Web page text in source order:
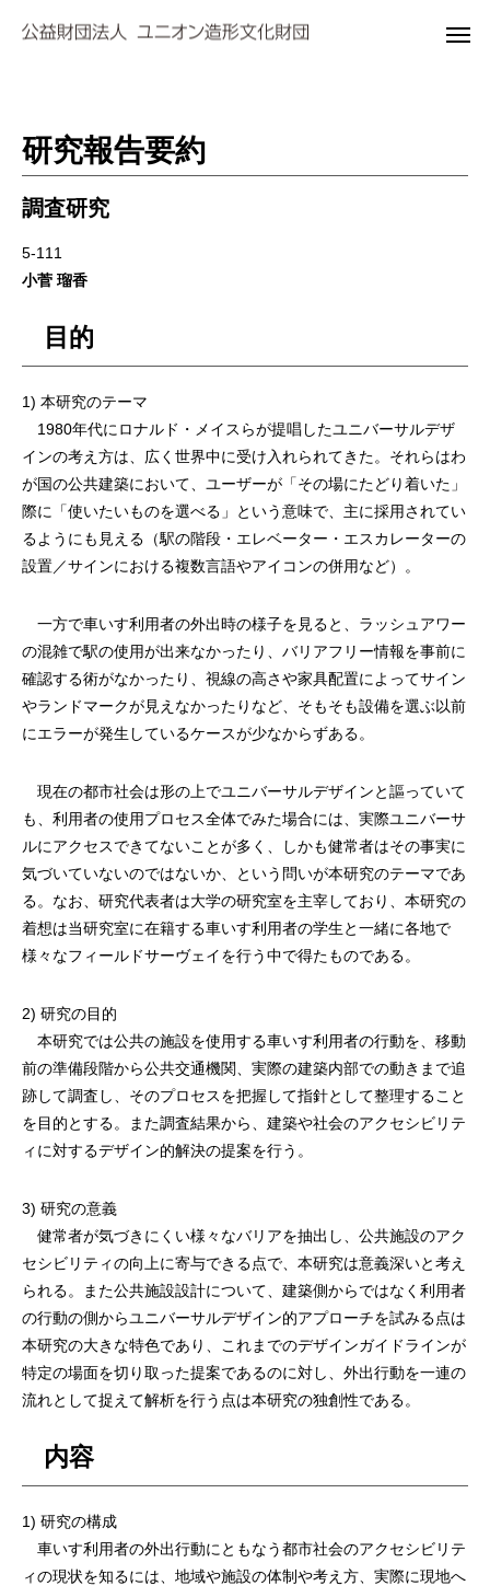
研究報告要約
調査研究
5-111
小菅 瑠香
目的
1) 本研究のテーマ
1980年代にロナルド・メイスらが提唱したユニバーサルデザ
インの考え方は、広く世界中に受け入れられてきた。それらはわ
が国の公共建築において、ユーザーが「その場にたどり着いた」
際に「使いたいものを選べる」という意味で、主に採用されてい
るようにも見える（駅の階段・エレベーター・エスカレーターの
設置／サインにおける複数言語やアイコンの併用など）。
一方で車いす利用者の外出時の様子を見ると、ラッシュアワー
の混雑で駅の使用が出来なかったり、バリアフリー情報を事前に
確認する術がなかったり、視線の高さや家具配置によってサイン
やランドマークが見えなかったりなど、そもそも設備を選ぶ以前
にエラーが発生しているケースが少なからずある。
現在の都市社会は形の上でユニバーサルデザインと謳っていて
も、利用者の使用プロセス全体でみた場合には、実際ユニバーサ
ルにアクセスできてないことが多く、しかも健常者はその事実に
気づいていないのではないか、という問いが本研究のテーマであ
る。なお、研究代表者は大学の研究室を主宰しており、本研究の
着想は当研究室に在籍する車いす利用者の学生と一緒に各地で
様々なフィールドサーヴェイを行う中で得たものである。
2) 研究の目的
本研究では公共の施設を使用する車いす利用者の行動を、移動
前の準備段階から公共交通機関、実際の建築内部での動きまで追
跡して調査し、そのプロセスを把握して指針として整理すること
を目的とする。また調査結果から、建築や社会のアクセシビリテ
ィに対するデザイン的解決の提案を行う。
3) 研究の意義
健常者が気づきにくい様々なバリアを抽出し、公共施設のアク
セシビリティの向上に寄与できる点で、本研究は意義深いと考え
られる。また公共施設設計について、建築側からではなく利用者
の行動の側からユニバーサルデザイン的アプローチを試みる点は
本研究の大きな特色であり、これまでのデザインガイドラインが
特定の場面を切り取った提案であるのに対し、外出行動を一連の
流れとして捉えて解析を行う点は本研究の独創性である。
内容
1) 研究の構成
車いす利用者の外出行動にともなう都市社会のアクセシビリテ
ィの現状を知るには、地域や施設の体制や考え方、実際に現地へ